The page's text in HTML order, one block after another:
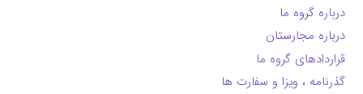
درباره گروه ما
درباره مجارستان
قراردادهای گروه ما
گذرنامه ، ویزا و سفارت ها